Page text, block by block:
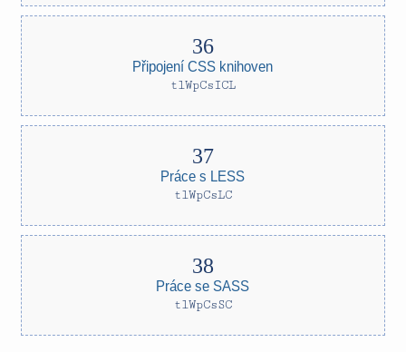
Připojení CSS knihoven
tlWpCsICL
Práce s LESS
tlWpCsLC
Práce se SASS
tlWpCsSC